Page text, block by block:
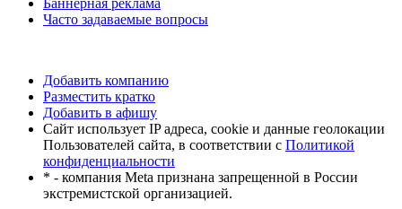
Баннерная реклама
Часто задаваемые вопросы
Добавить компанию
Разместить кратко
Добавить в афишу
Сайт использует IP адреса, cookie и данные геолокации
Пользователей сайта, в соответствии с Политикой
конфиденциальности
* - компания Meta признана запрещенной в России
экстремистской организацией.